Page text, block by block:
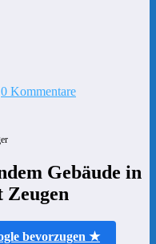
0 Kommentare
Gebäude in
Zeugen
bevorzugen ★